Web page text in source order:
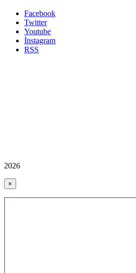
Facebook
Twitter
Youtube
İnstagram
RSS
2026
×